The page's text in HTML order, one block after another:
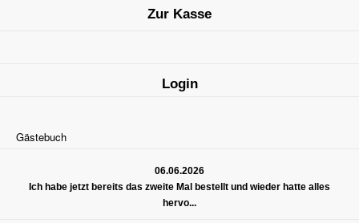
Zur Kasse
Login
Gästebuch
06.06.2026
Ich habe jetzt bereits das zweite Mal bestellt und wieder hatte alles
hervo...